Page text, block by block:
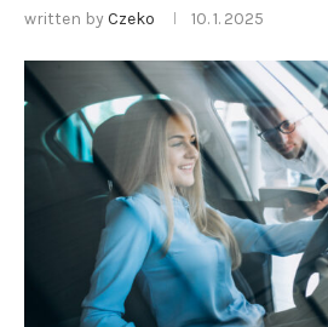
written by Czeko 10. 1. 2025